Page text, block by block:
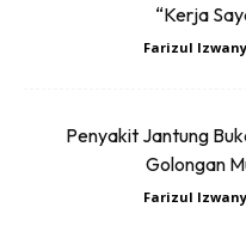
Tak kiralah apa jenis ubat
di dalam kereta. Ini kerana
tersebut mampu
“Kerja
Farizul
Penyakit Jantung
Golongan
Farizul